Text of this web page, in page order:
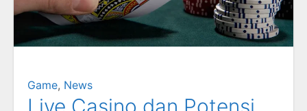
Game, News